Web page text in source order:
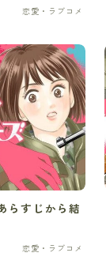
恋愛・ラブコメ
らすじから結
恋愛・ラブコメ